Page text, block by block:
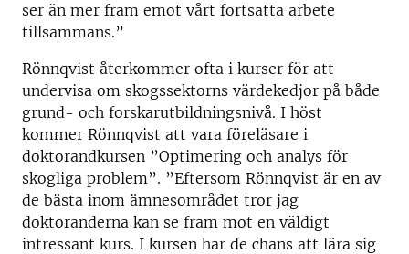
ser än mer fram emot vårt fortsatta arbete
tillsammans.”
Rönnqvist återkommer ofta i kurser för att
undervisa om skogssektorns värdekedjor på både
grund- och forskarutbildningsnivå. I höst
kommer Rönnqvist att vara föreläsare i
doktorandkursen ”Optimering och analys för
skogliga problem”. ”Eftersom Rönnqvist är en av
de bästa inom ämnesområdet tror jag
doktoranderna kan se fram mot en väldigt
intressant kurs. I kursen har de chans att lära sig